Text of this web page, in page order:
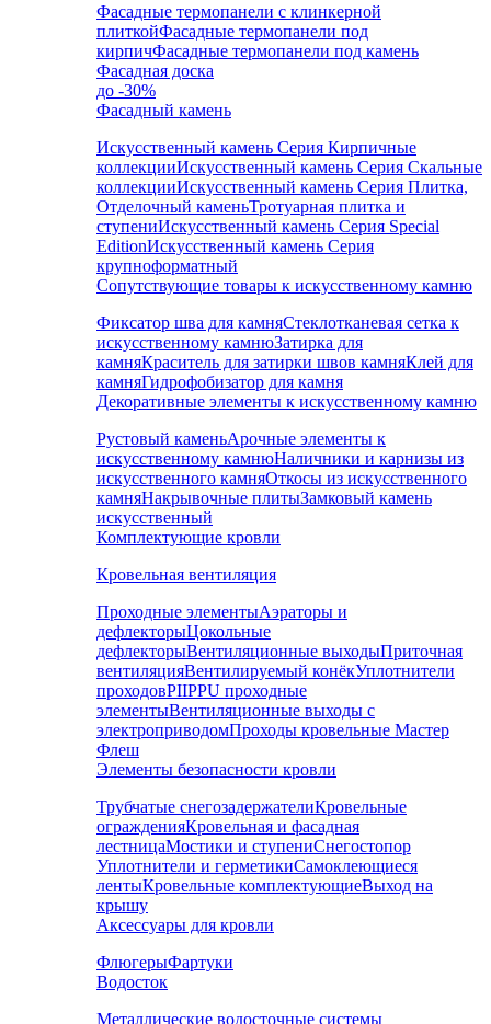
Фасадные термопанели с клинкерной
плиткойФасадные термопанели под
кирпичФасадные термопанели под камень
Фасадная доска
до -30%
Фасадный камень
Искусственный камень Серия Кирпичные
коллекцииИскусственный камень Серия Скальные
коллекцииИскусственный камень Серия Плитка,
Отделочный каменьТротуарная плитка и
ступениИскусственный камень Серия Special
EditionИскусственный камень Серия
крупноформатный
Сопутствующие товары к искусственному камню
Фиксатор шва для камняСтеклотканевая сетка к
искусственному камнюЗатирка для
камняКраситель для затирки швов камняКлей для
камняГидрофобизатор для камня
Декоративные элементы к искусственному камню
Рустовый каменьАрочные элементы к
искусственному камнюНаличники и карнизы из
искусственного камняОткосы из искусственного
камняНакрывочные плитыЗамковый камень
искусственный
Комплектующие кровли
Кровельная вентиляция
Проходные элементыАэраторы и
дефлекторыЦокольные
дефлекторыВентиляционные выходыПриточная
вентиляцияВентилируемый конёкУплотнители
проходовPIIPPU проходные
элементыВентиляционные выходы с
электроприводомПроходы кровельные Мастер
Флеш
Элементы безопасности кровли
Трубчатые снегозадержателиКровельные
огражденияКровельная и фасадная
лестницаМостики и ступениСнегостопор
Уплотнители и герметикиСамоклеющиеся
лентыКровельные комплектующиеВыход на
крышу
Аксессуары для кровли
ФлюгерыФартуки
Водосток
Металлические водосточные системы